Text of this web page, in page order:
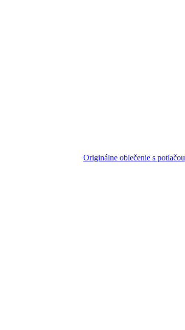
Originálne oblečenie s potlačou